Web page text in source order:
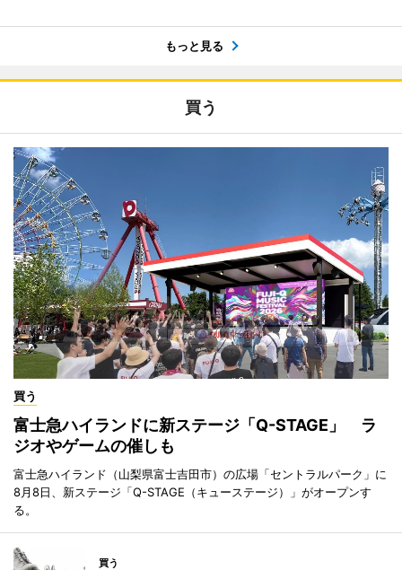
もっと見る
買う
買う
富士急ハイランドに新ステージ「Q-STAGE」 ラ
ジオやゲームの催しも
富士急ハイランド（山梨県富士吉田市）の広場「セントラルパーク」に
8月8日、新ステージ「Q-STAGE（キューステージ）」がオープンす
る。
買う